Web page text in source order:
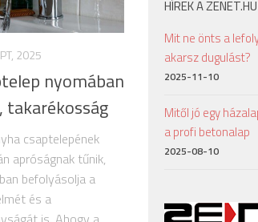
2025
nyomában
takarékosság
csaptelepének
apróságnak tűnik,
befolyásolja a
és a
HÍREK A
Mit ne önts a
akarsz dugulást?
2025-11-10
Mitől jó egy
a profi betonalap
2025-08-10